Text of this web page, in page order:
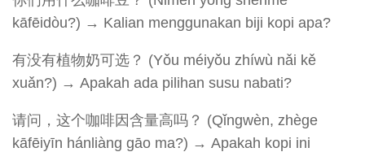
kāfēidòu?) → Kalian menggunakan biji kopi apa?
有没有植物奶可选？ (Yǒu méiyǒu zhíwù nǎi kě
xuǎn?) → Apakah ada pilihan susu nabati?
请问，这个咖啡因含量高吗？ (Qǐngwèn, zhège
kāfēiyīn hánliàng gāo ma?) → Apakah kopi ini